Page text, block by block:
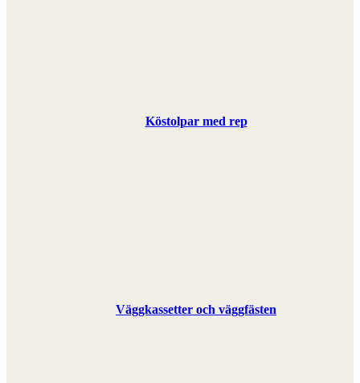
Köstolpar med rep
Väggkassetter och väggfästen